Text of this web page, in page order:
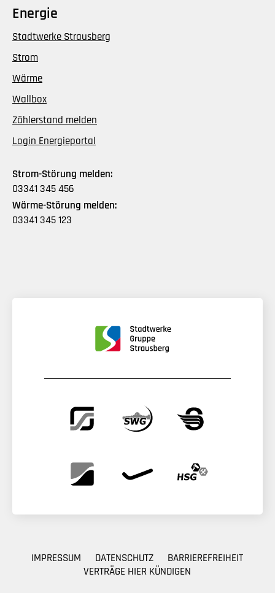
Energie
Stadtwerke Strausberg
Strom
Wärme
Wallbox
Zählerstand melden
Login Energieportal
Strom-Störung melden:
03341 345 456
Wärme-Störung melden:
03341 345 123
IMPRESSUM DATENSCHUTZ
BARRIEREFREIHEIT
VERTRÄGE HIER KÜNDIGEN